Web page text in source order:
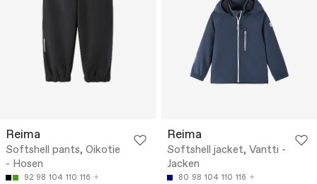
Reima
Softshell pants, Oikotie
- Hosen
92 98 104 110 116
Reima
Softshell jacket, Vantti -
Jacken
80 98 104 110 116